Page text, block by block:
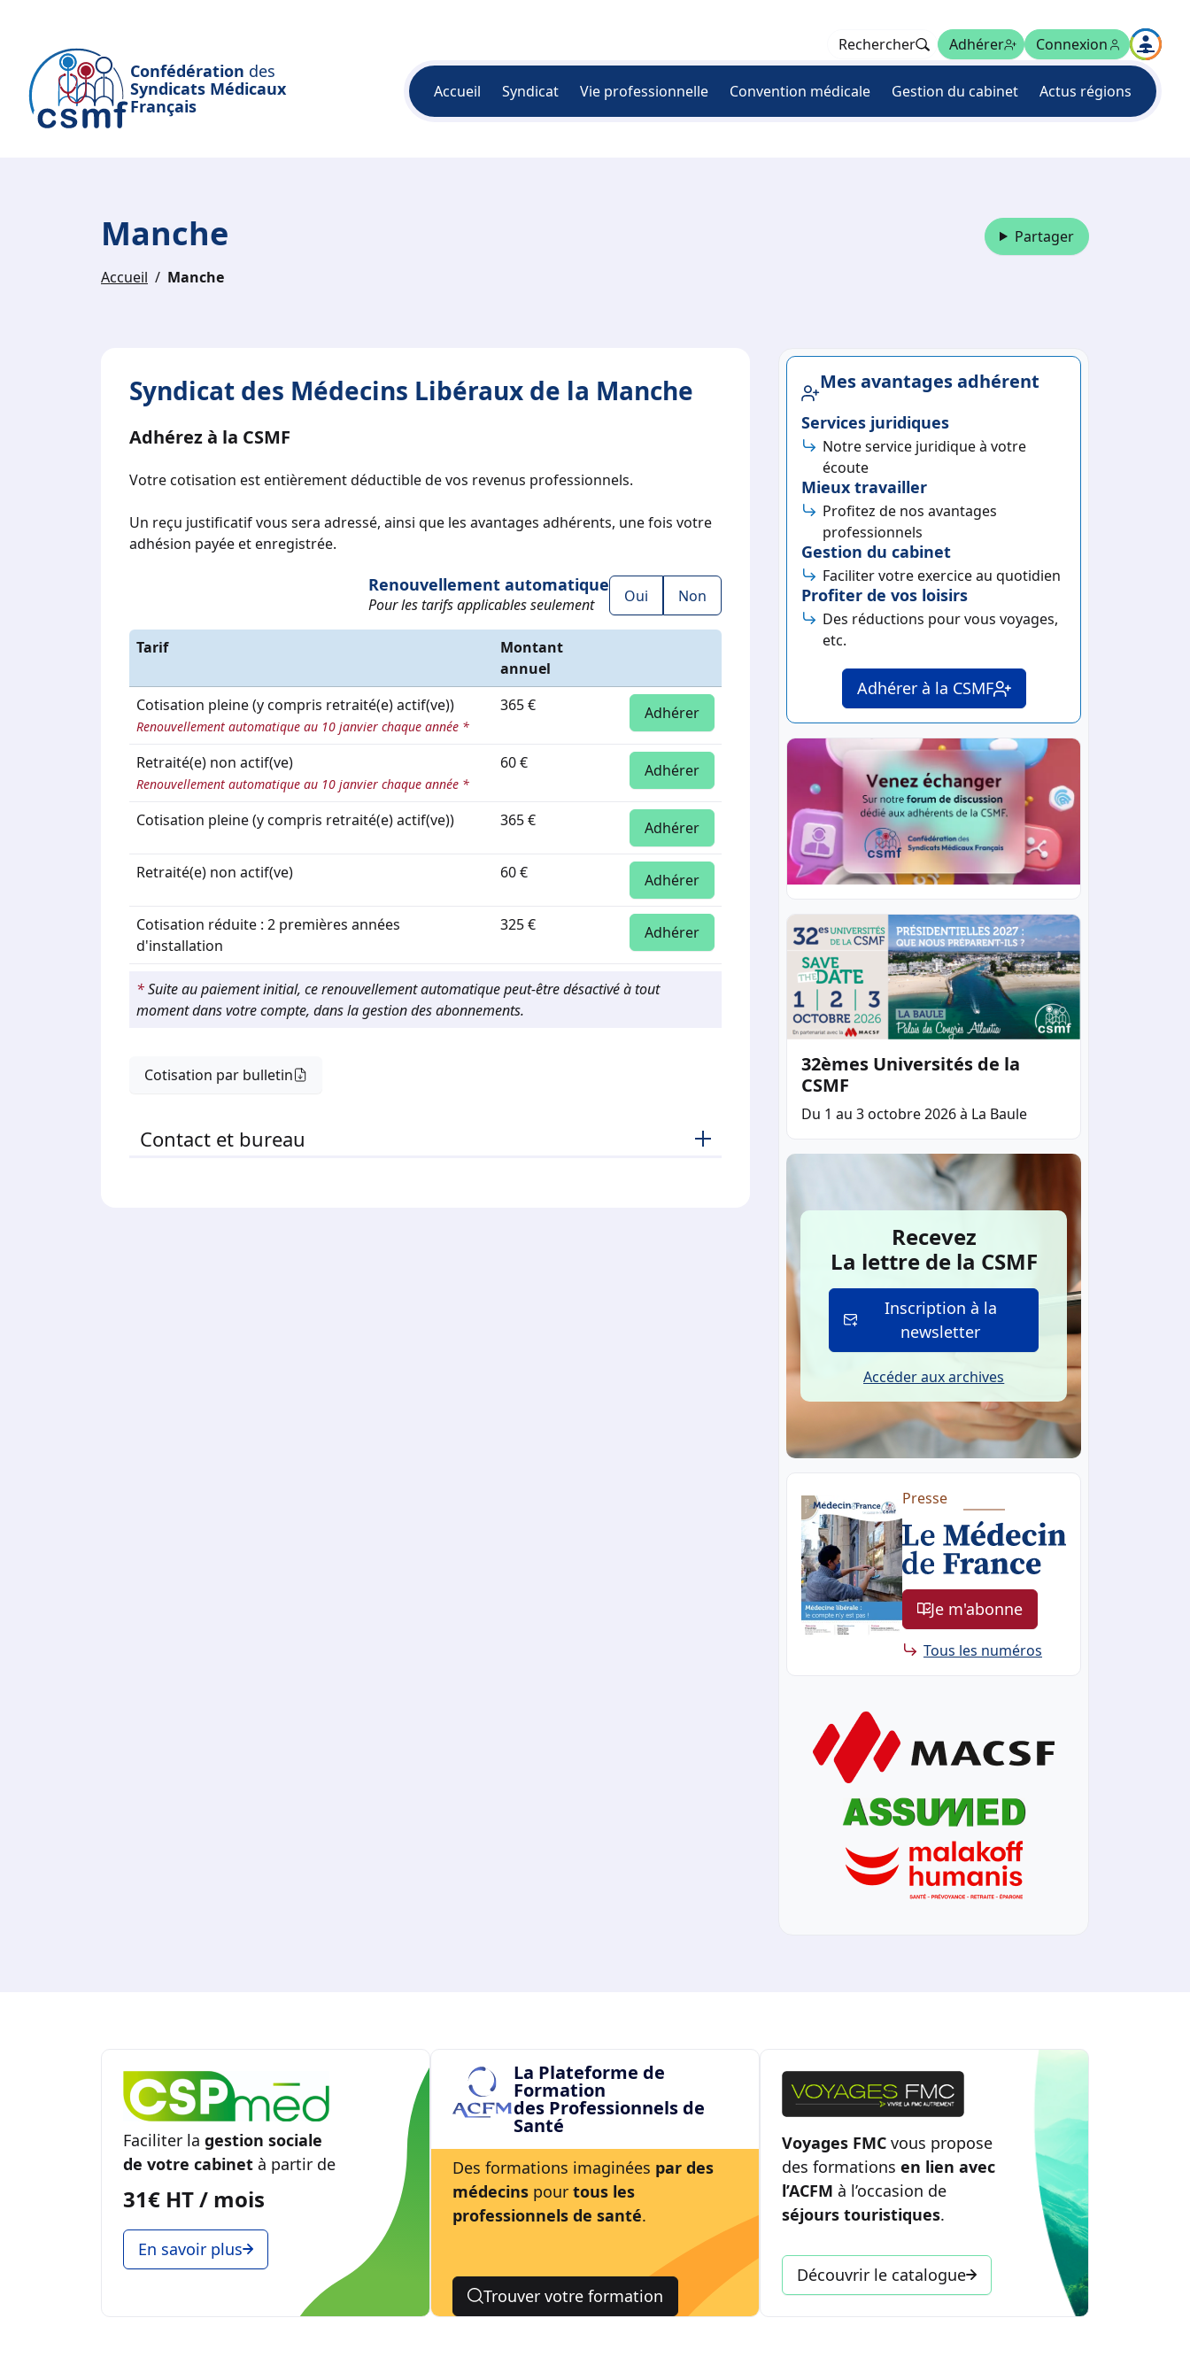
Confédération des
Syndicats Médicaux
Français
Accueil Syndicat Vie professionnelle Convention médicale Gestion du cabinet Actus régions
Rechercher Adhérer Connexion
Manche
Accueil Manche
Partager
Syndicat des Médecins Libéraux de la Manche
Adhérez à la CSMF
Votre cotisation est entièrement déductible de vos revenus professionnels.
Un reçu justificatif vous sera adressé, ainsi que les avantages adhérents, une fois votre
adhésion payée et enregistrée.
Renouvellement automatique
Pour les tarifs applicables seulement Oui Non
Tarif
Montant
annuel
Cotisation pleine (y compris retraité(e) actif(ve))
Renouvellement automatique au 10 janvier chaque année *
365 € Adhérer
Retraité(e) non actif(ve)
Renouvellement automatique au 10 janvier chaque année *
60 € Adhérer
Cotisation pleine (y compris retraité(e) actif(ve)) 365 € Adhérer
Retraité(e) non actif(ve) 60 € Adhérer
Cotisation réduite : 2 premières années
d'installation
325 € Adhérer
*Suite au paiement initial, ce renouvellement automatique peut-être désactivé à tout
moment dans votre compte, dans la gestion des abonnements.
Cotisation par bulletin
Contact et bureau
Mes avantages adhérent
Services juridiques
Notre service juridique à votre
écoute
Mieux travailler
Profitez de nos avantages
professionnels
Gestion du cabinet
Faciliter votre exercice au quotidien
Profiter de vos loisirs
Des réductions pour vous voyages,
etc.
Adhérer à la CSMF
32èmes Universités de la
CSMF
Du 1 au 3 octobre 2026 à La Baule
Recevez
La lettre de la CSMF
Inscription à la
newsletter
Accéder aux archives
Presse
Je m'abonne
Tous les numéros
Faciliter la gestion sociale
de votre cabinet à partir de
31€ HT / mois
En savoir plus
La Plateforme de
Formation
des Professionnels de
Santé
Des formations imaginées par des
médecins pour tous les
professionnels de santé.
Trouver votre formation
Voyages FMC vous propose
des formations en lien avec
l’ACFM à l’occasion de
séjours touristiques.
Découvrir le catalogue